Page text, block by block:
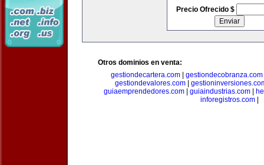
Precio Ofrecido $
Otros dominios en venta:
gestiondecartera.com| gestiondecobranza.com
gestiondevalores.com|
guiaemprendedores.com
guiaindustrias.com
inforegistros.com|